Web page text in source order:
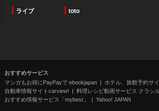
ライブ toto
おすすめサービス
マンガもお得にPayPayで ebookjapan
ホテル、旅館予約サ
自動車情報サイトcarview!
料理レシピ動画サービス クラシ
おすすめ情報サービス「mybest」
Yahoo! JAPAN